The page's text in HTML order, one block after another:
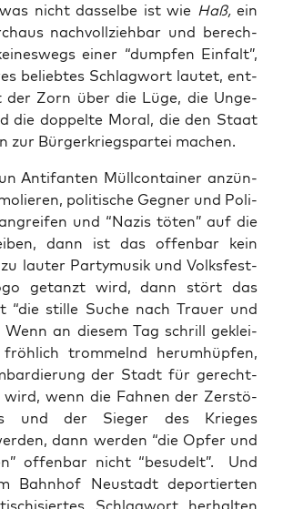
was nicht das­sel­be ist wie Haß, ein
nach­voll­zieh­bar und berech­
einer “dump­fen Ein­falt”,
belieb­tes Schlag­wort lau­tet, ent­
der Zorn über die Lüge, die Unge­
die dop­pel­te Moral, die den Staat
zur Bür­ger­kriegs­par­tei machen.
Anti­fan­ten Müll­con­tai­ner anzün­
poli­ti­sche Geg­ner und Poli­
und “Nazis töten” auf die
dann ist das offen­bar kein
zu lau­ter Par­ty­mu­sik und Volks­fest­
getanzt wird, dann stört das
“die stil­le Suche nach Trau­er und
Wenn an die­sem Tag schrill geklei­
trom­melnd her­um­hüp­fen,
der Stadt für gerecht­
wenn die Fah­nen der Zer­stö­
und der Sie­ger des Krie­ges
dann wer­den “die Opfer und
offen­bar nicht “besu­delt”. Und
Bahn­hof Neu­stadt depor­tier­ten
Schlag­wort her­hal­ten